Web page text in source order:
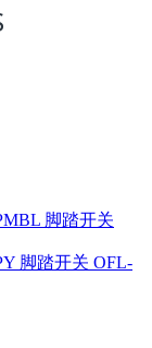
脚踏开关
脚踏开关 OFL-